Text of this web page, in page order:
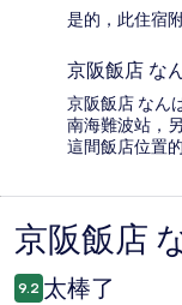
是的，此住宿附
京阪飯店 な
京阪飯店 なん
南海難波站，
這間飯店位置
評
論
京阪飯店
9.2 太棒了